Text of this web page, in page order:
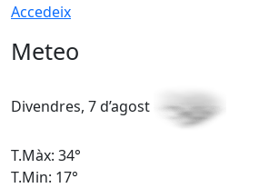
Accedeix
Meteo
Divendres, 7 d’agost
T.Màx: 34°
T.Min: 17°